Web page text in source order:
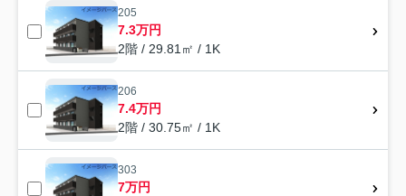
205
7.3万円
2階 / 29.81㎡ / 1K
206
7.4万円
2階 / 30.75㎡ / 1K
303
7万円